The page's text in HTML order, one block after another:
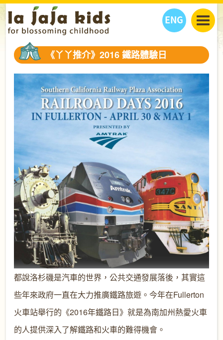
ENG
丫丫看天下
丫丫部落格
教學活動
人物專題
親子日曆
丫丫活動
親子好去處
丫丫之選
健康生活館
學習成長路
關於我們
我們的故事
聯絡
丫丫夥伴 + 友情連接
購物
《丫丫推介》2016 鐵路體驗日
都說洛杉磯是汽車的世界，公共交通發展落後，其實這
些年來政府一直在大力推廣鐵路旅遊。今年在Fullerton
火車站舉行的《2016年鐵路日》就是為南加州熱愛火車
的人提供深入了解鐵路和火車的難得機會。